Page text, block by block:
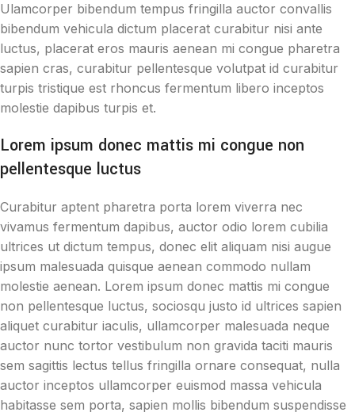
Ulamcorper bibendum tempus fringilla auctor convallis
bibendum vehicula dictum placerat curabitur nisi ante
luctus, placerat eros mauris aenean mi congue pharetra
sapien cras, curabitur pellentesque volutpat id curabitur
turpis tristique est rhoncus fermentum libero inceptos
molestie dapibus turpis et.
Lorem ipsum donec mattis mi congue non
pellentesque luctus
Curabitur aptent pharetra porta lorem viverra nec
vivamus fermentum dapibus, auctor odio lorem cubilia
ultrices ut dictum tempus, donec elit aliquam nisi augue
ipsum malesuada quisque aenean commodo nullam
molestie aenean. Lorem ipsum donec mattis mi congue
non pellentesque luctus, sociosqu justo id ultrices sapien
aliquet curabitur iaculis, ullamcorper malesuada neque
auctor nunc tortor vestibulum non gravida taciti mauris
sem sagittis lectus tellus fringilla ornare consequat, nulla
auctor inceptos ullamcorper euismod massa vehicula
habitasse sem porta, sapien mollis bibendum suspendisse